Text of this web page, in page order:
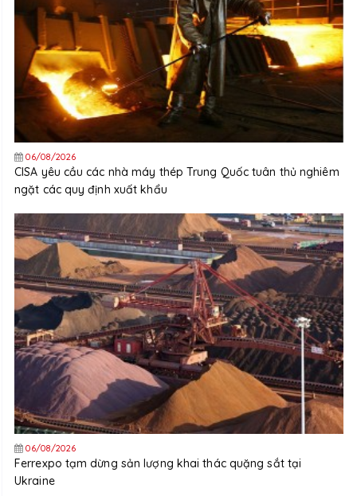
06/08/2026
CISA yêu cầu các nhà máy thép Trung Quốc tuân thủ nghiêm
ngặt các quy định xuất khẩu
06/08/2026
Ferrexpo tạm dừng sản lượng khai thác quặng sắt tại
Ukraine